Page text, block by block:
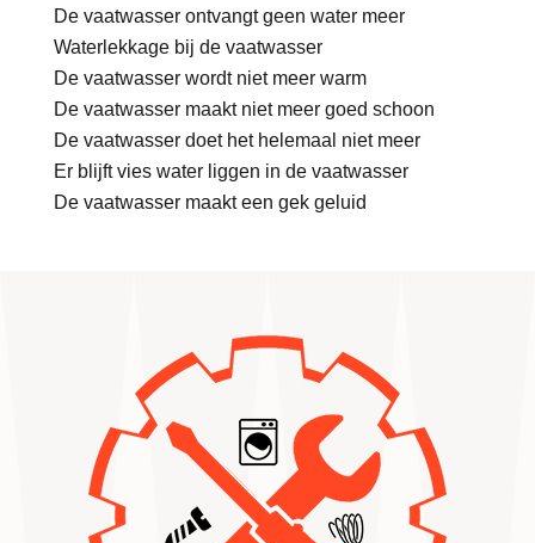
De vaatwasser ontvangt geen water meer
Waterlekkage bij de vaatwasser
De vaatwasser wordt niet meer warm
De vaatwasser maakt niet meer goed schoon
De vaatwasser doet het helemaal niet meer
Er blijft vies water liggen in de vaatwasser
De vaatwasser maakt een gek geluid